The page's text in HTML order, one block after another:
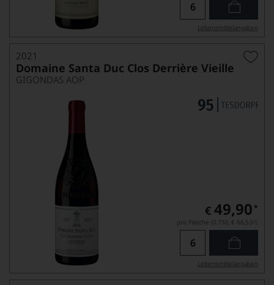
Lebensmittel­angaben
2021
Domaine Santa Duc Clos Derrière Vieille
GIGONDAS AOP
€ 49,90 *
pro Flasche (0.75l), € 66,53/L
Lebensmittel­angaben